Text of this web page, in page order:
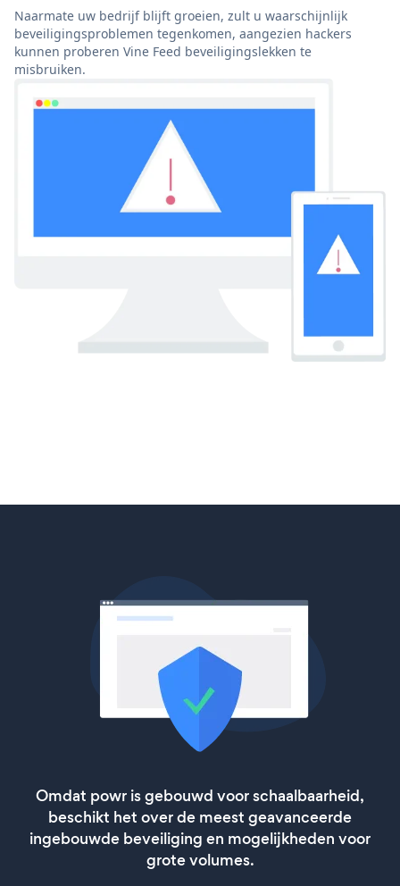
Naarmate uw bedrijf blijft groeien, zult u waarschijnlijk
beveiligingsproblemen tegenkomen, aangezien hackers
kunnen proberen Vine Feed beveiligingslekken te
misbruiken.
Omdat powr is gebouwd voor schaalbaarheid,
beschikt het over de meest geavanceerde
ingebouwde beveiliging en mogelijkheden voor
grote volumes.